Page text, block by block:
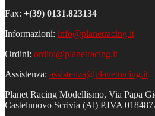
Fax: +(39) 0131.823134
Informazioni: info@planetracing.it
Ordini: ordini@planetracing.it
Assistenza: assistenza@planetracing.it
Planet Racing Modellismo, Via Papa
Castelnuovo Scrivia (Al) P.IVA